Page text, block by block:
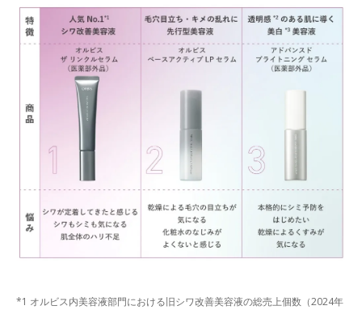
*1 オルビス内美容液部門における旧シワ改善美容液の総売上個数（2024年